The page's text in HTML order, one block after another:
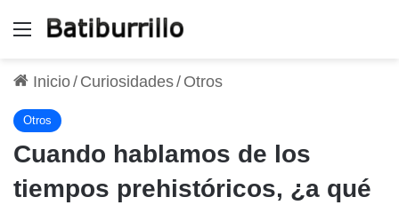
Menú
Inicio/ Curiosidades/ Otros
Otros
Cuando hablamos de los
tiempos prehistóricos, ¿a qué